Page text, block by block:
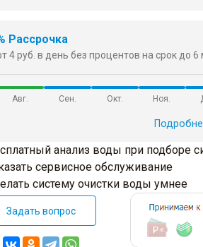
Рассрочка
4 руб. в день без процентов на срок до
Авг. Сен. Окт. Ноя.
анализ воды при подборе
сервисное обслуживание
систему очистки воды умнее
Задать вопрос